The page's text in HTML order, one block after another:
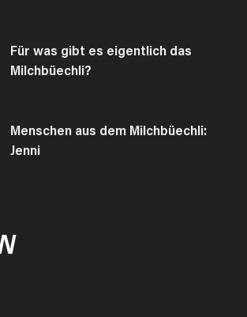
Für was gibt es eigentlich das
Milchbüechli?
Menschen aus dem Milchbüechli:
Jenni